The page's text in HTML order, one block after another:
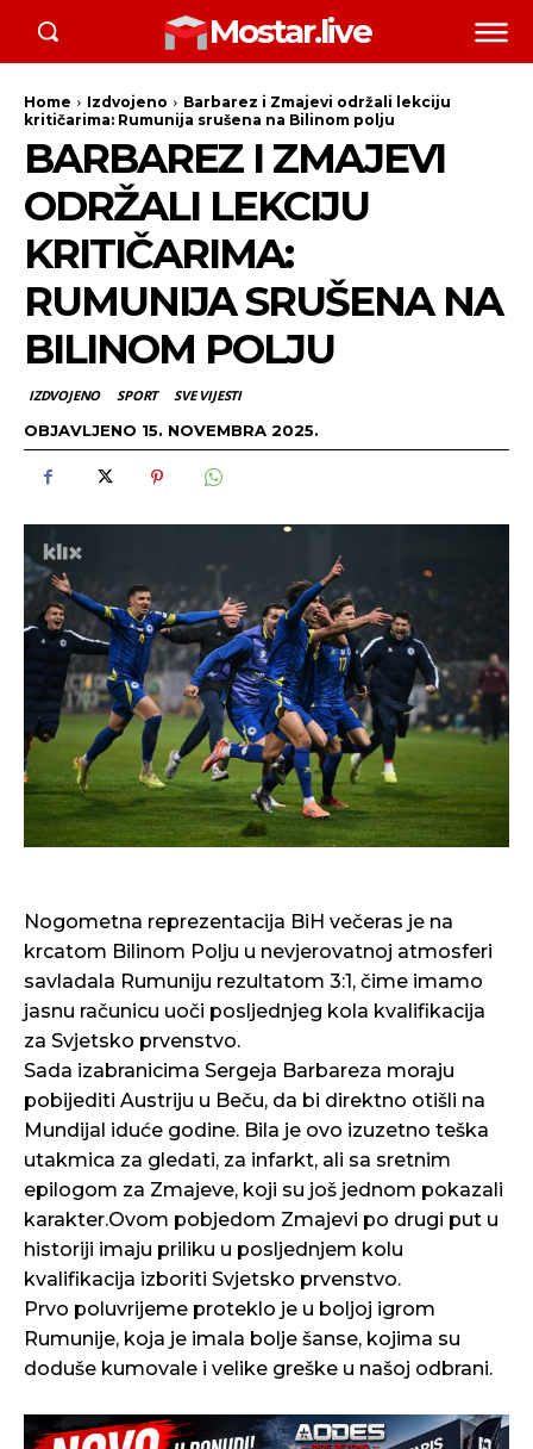
Mostar.live
Home Izdvojeno
Barbarez i Zmajevi održali lekciju
kritičarima: Rumunija srušena na Bilinom polju
BARBAREZ I ZMAJEVI
ODRŽALI LEKCIJU
KRITIČARIMA:
RUMUNIJA SRUŠENA NA
BILINOM POLJU
IZDVOJENO SPORT SVE VIJESTI
OBJAVLJENO 15. NOVEMBRA 2025.
Nogometna reprezentacija BiH večeras je na
krcatom Bilinom Polju u nevjerovatnoj atmosferi
savladala Rumuniju rezultatom 3:1, čime imamo
jasnu računicu uoči posljednjeg kola kvalifikacija
za Svjetsko prvenstvo.
Sada izabranicima Sergeja Barbareza moraju
pobijediti Austriju u Beču, da bi direktno otišli na
Mundijal iduće godine. Bila je ovo izuzetno teška
utakmica za gledati, za infarkt, ali sa sretnim
epilogom za Zmajeve, koji su još jednom pokazali
karakter.Ovom pobjedom Zmajevi po drugi put u
historiji imaju priliku u posljednjem kolu
kvalifikacija izboriti Svjetsko prvenstvo.
Prvo poluvrijeme proteklo je u boljoj igrom
Rumunije, koja je imala bolje šanse, kojima su
doduše kumovale i velike greške u našoj odbrani.